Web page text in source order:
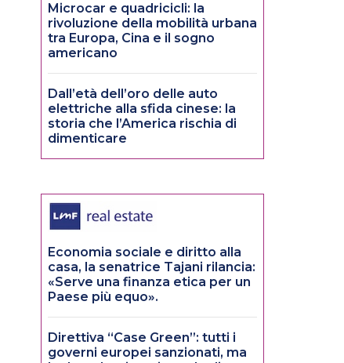
Microcar e quadricicli: la
rivoluzione della mobilità urbana
tra Europa, Cina e il sogno
americano
Dall’età dell’oro delle auto
elettriche alla sfida cinese: la
storia che l’America rischia di
dimenticare
Economia sociale e diritto alla
casa, la senatrice Tajani rilancia:
«Serve una finanza etica per un
Paese più equo».
Direttiva “Case Green”: tutti i
governi europei sanzionati, ma